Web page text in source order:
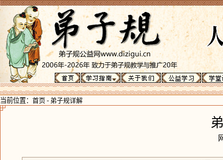
当前位置： 首页 - 弟子规详解